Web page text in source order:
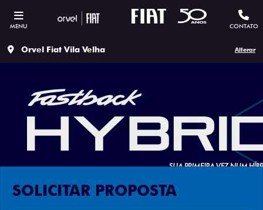
MENU CONTATO
Orvel Fiat Vila Velha Alterar
SOLICITAR PROPOSTA